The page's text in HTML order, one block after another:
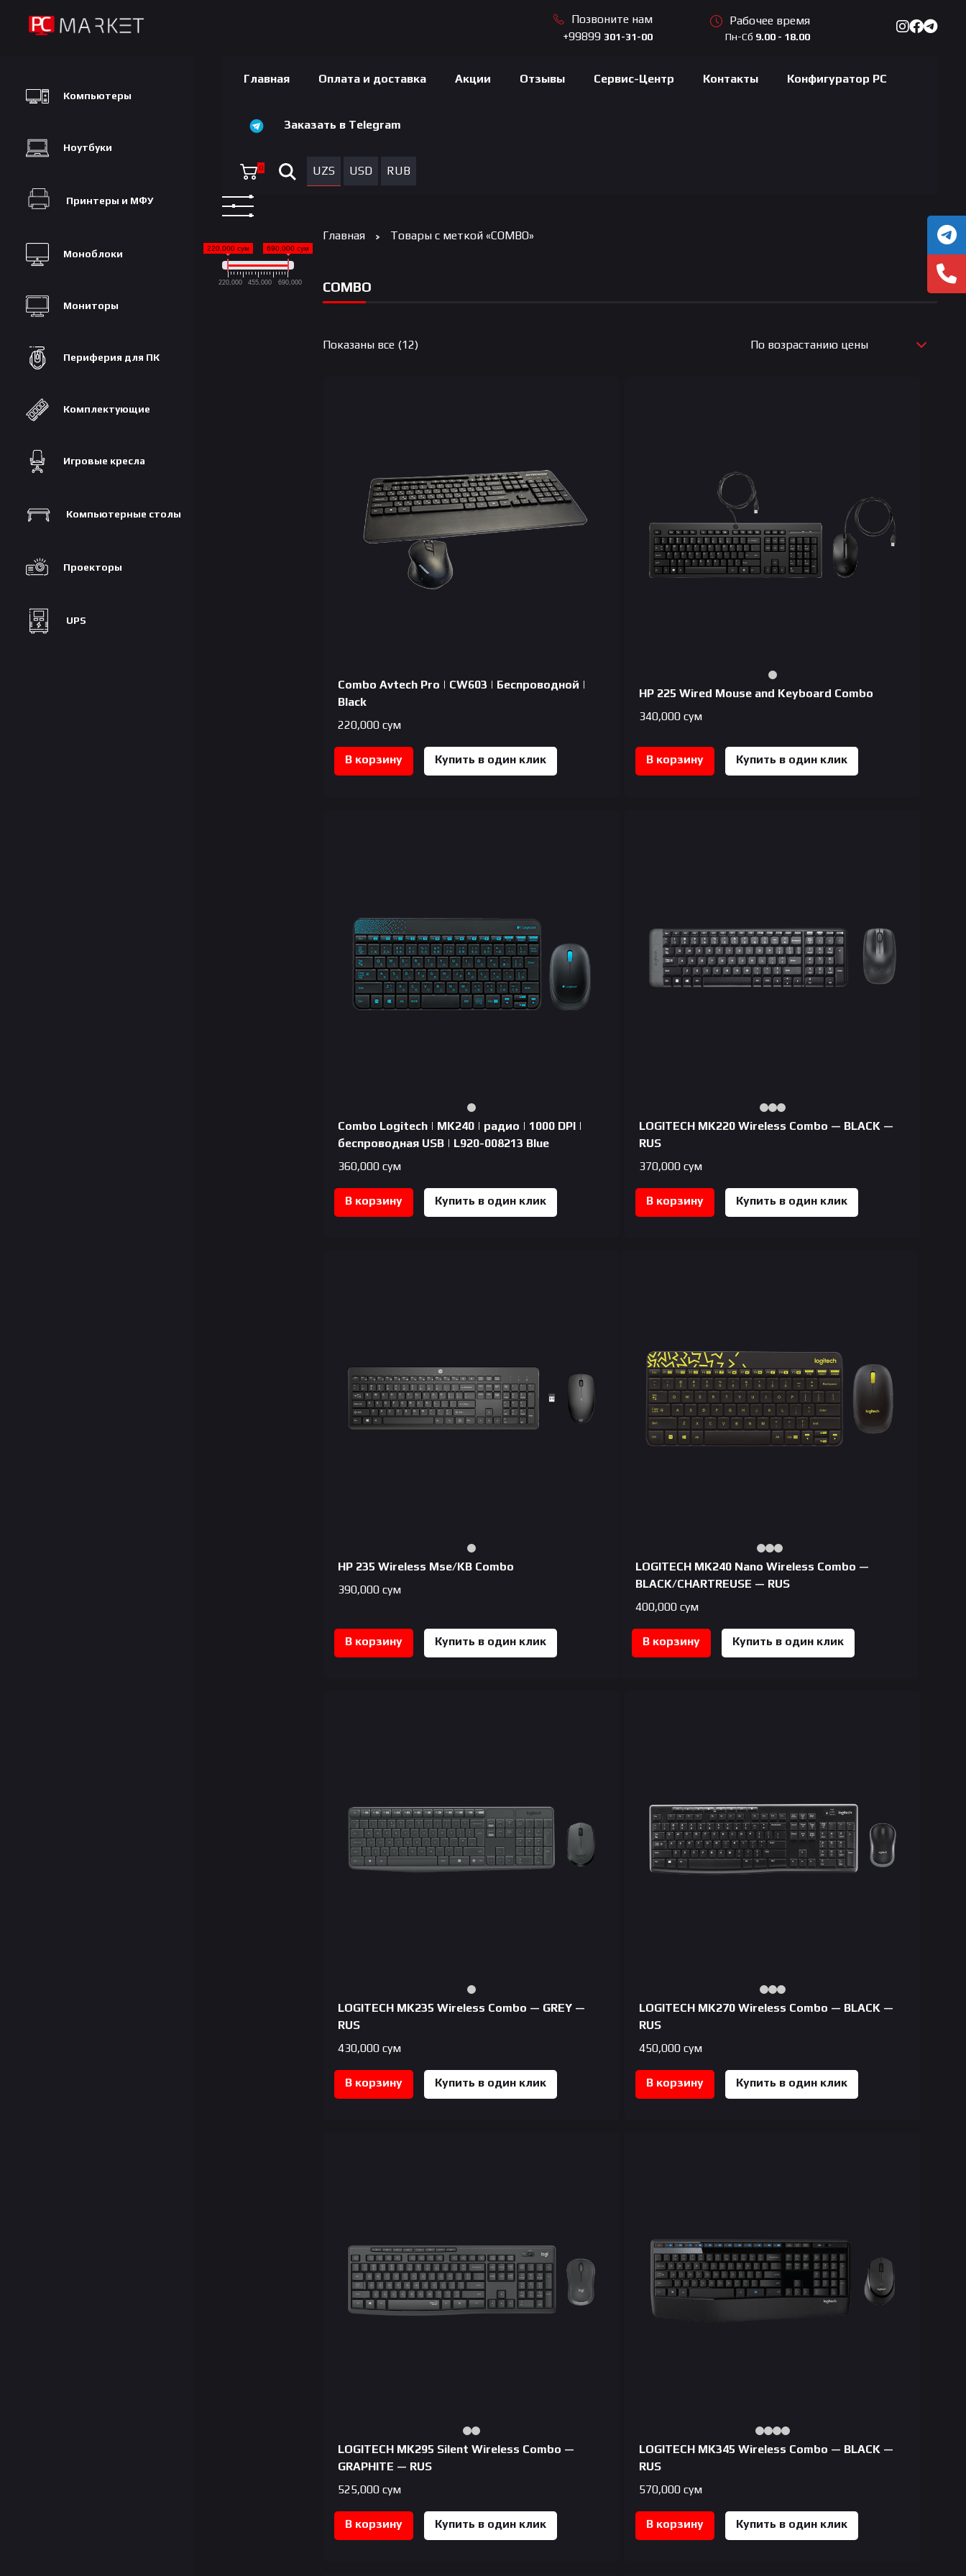
Позвоните нам
+99899 301-31-00
Рабочее время
Пн-Сб 9.00 - 18.00
Компьютеры
Ноутбуки
Принтеры и МФУ
Моноблоки
Мониторы
Периферия для ПК
Комплектующие
Игровые кресла
Компьютерные столы
Проекторы
UPS
Главная Оплата и доставка Акции Отзывы Сервис-Центр Контакты Конфигуратор PC
Заказать в Telegram
0 UZS USD RUB
220,000 сум 690,000 сум
220,000 455,000 690,000
Главная Товары с меткой «COMBO»
COMBO
Показаны все (12)Цены:
По возрастанию цены
Combo Avtech Pro | CW603 | Беспроводной |
Black
220,000сум
В корзину Купить в один клик
HP 225 Wired Mouse and Keyboard Combo
340,000сум
В корзину Купить в один клик
Combo Logitech | MK240 | радио | 1000 DPI |
беспроводная USB | L920-008213 Blue
360,000сум
В корзину Купить в один клик
LOGITECH MK220 Wireless Combo — BLACK —
RUS
370,000сум
В корзину Купить в один клик
HP 235 Wireless Mse/KB Combo
390,000сум
В корзину Купить в один клик
LOGITECH MK240 Nano Wireless Combo —
BLACK/CHARTREUSE — RUS
400,000 сум
В корзину Купить в один клик
LOGITECH MK235 Wireless Combo — GREY —
RUS
430,000сум
В корзину Купить в один клик
LOGITECH MK270 Wireless Combo — BLACK —
RUS
450,000сум
В корзину Купить в один клик
LOGITECH MK295 Silent Wireless Combo —
GRAPHITE — RUS
525,000сум
В корзину Купить в один клик
LOGITECH MK345 Wireless Combo — BLACK —
RUS
570,000сум
В корзину Купить в один клик